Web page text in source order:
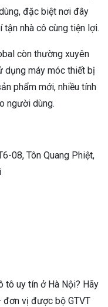
đặc biệt nơi đây
nhà cô cùng tiện lợi.
còn thường xuyên
dụng máy móc thiết bị
phẩm mới, nhiều tính
người dùng.
08, Tôn Quang Phiệt,
tô uy tín ở Hà Nội? Hãy
đơn vị được bộ GTVT